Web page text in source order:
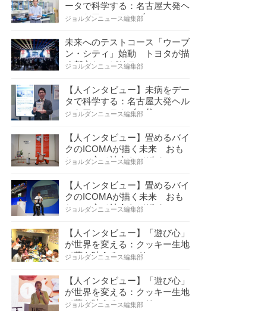
ータで科学する：名古屋大発ヘ
ルスケアシステムズの…
ジョルダンニュース編集部
未来へのテストコース「ウーブ
ン・シティ」始動 トヨタが描
く都市とモビリティの…
ジョルダンニュース編集部
【人インタビュー】未病をデー
タで科学する：名古屋大発ヘル
スケアシステムズの代…
ジョルダンニュース編集部
【人インタビュー】畳めるバイ
クのICOMAが描く未来 おも
ちゃの心で社会をデザイ…
ジョルダンニュース編集部
【人インタビュー】畳めるバイ
クのICOMAが描く未来 おも
ちゃの心で社会をデザイ…
ジョルダンニュース編集部
【人インタビュー】「遊び心」
が世界を変える：クッキー生地
で夢を叶える コロリ…
ジョルダンニュース編集部
【人インタビュー】「遊び心」
が世界を変える：クッキー生地
で夢を叶える コロリ…
ジョルダンニュース編集部